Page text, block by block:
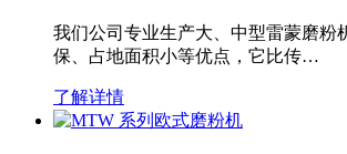
我们公司专业生产大、中型雷蒙磨粉
保、占地面积小等优点，它比传…
了解详情